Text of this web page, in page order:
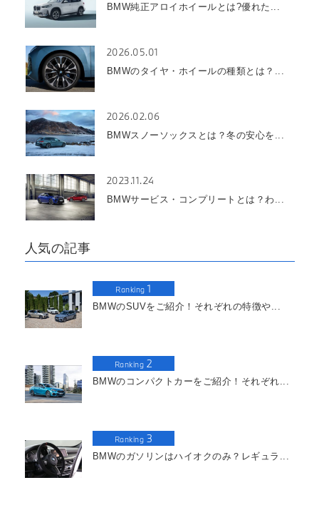
BMW純正アロイホイールとは?優れた...
2026.05.01
BMWのタイヤ・ホイールの種類とは？...
2026.02.06
BMWスノーソックスとは？冬の安心を...
2023.11.24
BMWサービス・コンプリートとは？わ...
人気の記事
Ranking 1
BMWのSUVをご紹介！それぞれの特徴や...
Ranking 2
BMWのコンパクトカーをご紹介！それぞれ...
Ranking 3
BMWのガソリンはハイオクのみ？レギュラ...